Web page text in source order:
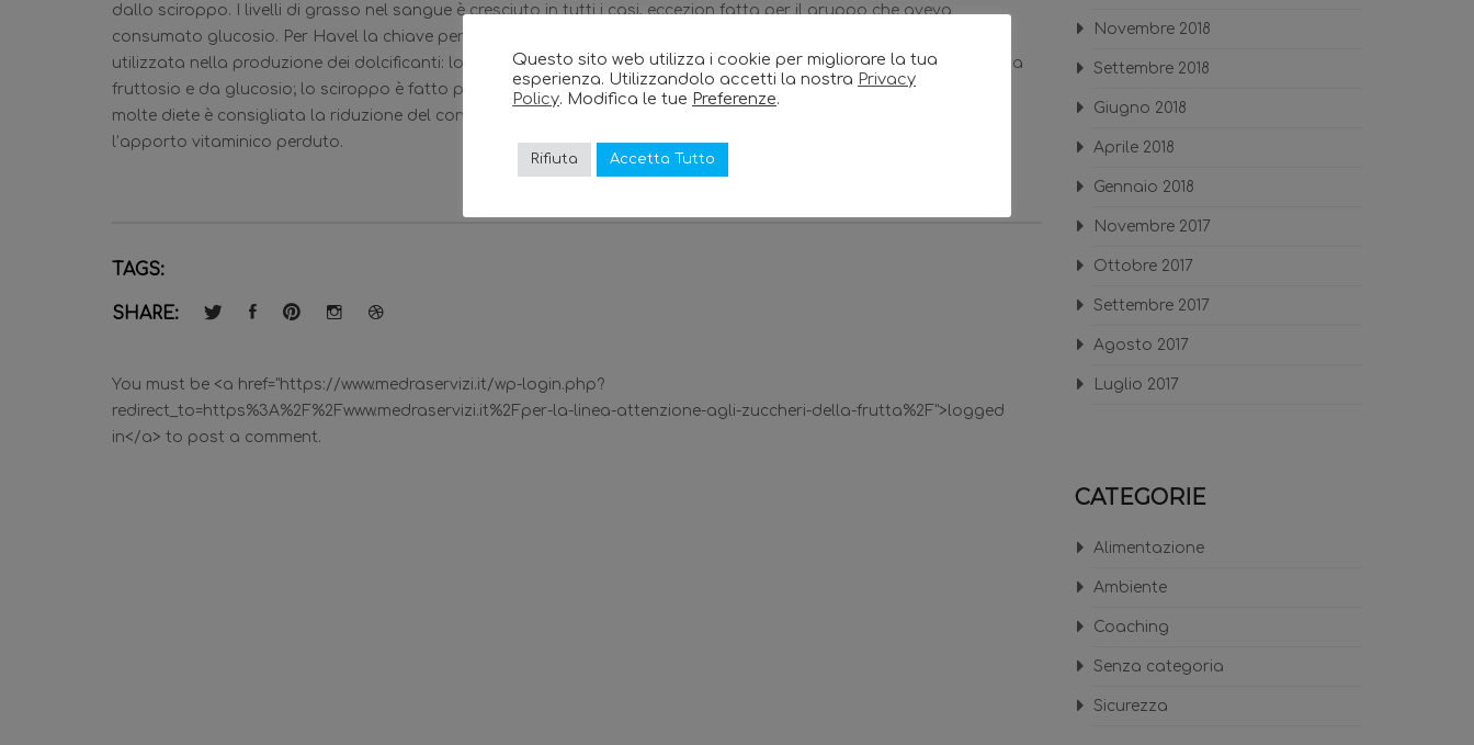
dallo sciroppo. I livelli di grasso nel sangue è cresciuto in tutti i casi, eccezion fatta per il gruppo che aveva
consumato glucosio. Per Havel la chiave per spiegare il maggior peso sta nella percentuale di fruttosio che viene
utilizzata nella produzione dei dolcificanti: lo zucchero normalmente utilizzato è composto, in uguali percentuali, da
fruttosio e da glucosio; lo sciroppo è fatto per il 55% da fruttosio e per il restante 45% da glucosio. Per questo, in
molte diete è consigliata la riduzione del consumo di frutta e incentivato il consumo di verdura, per compensare
l’apporto vitaminico perduto.
TAGS:
SHARE:
You must be <a href="https://www.medraservizi.it/wp-login.php?
redirect_to=https%3A%2F%2Fwww.medraservizi.it%2Fper-la-linea-attenzione-agli-zuccheri-della-frutta%2F">logged
in</a> to post a comment.
Novembre 2018
Settembre 2018
Giugno 2018
Aprile 2018
Gennaio 2018
Novembre 2017
Ottobre 2017
Settembre 2017
Agosto 2017
Luglio 2017
CATEGORIE
Alimentazione
Ambiente
Coaching
Senza categoria
Sicurezza
Questo sito web utilizza i cookie per migliorare la tua
esperienza. Utilizzandolo accetti la nostra Privacy
Policy. Modifica le tue Preferenze.
Rifiuta Accetta Tutto